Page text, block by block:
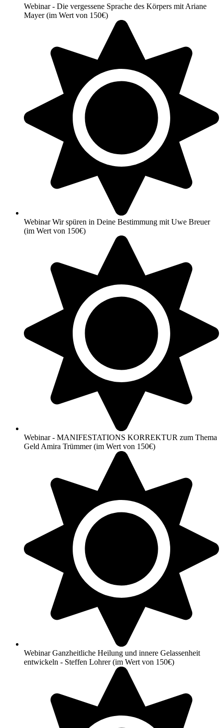
Webinar - Die vergessene Sprache des Körpers mit Ariane
Mayer (im Wert von 150€)
Webinar Wir spüren in Deine Bestimmung mit Uwe Breuer
(im Wert von 150€)
Webinar - MANIFESTATIONS KORREKTUR zum Thema
Geld Amira Trümmer (im Wert von 150€)
Webinar Ganzheitliche Heilung und innere Gelassenheit
entwickeln - Steffen Lohrer (im Wert von 150€)